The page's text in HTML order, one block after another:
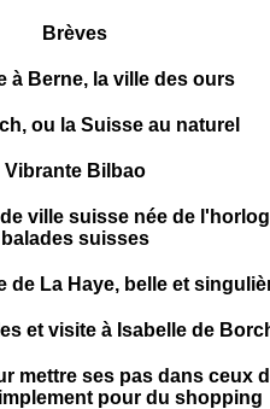
Brèves
à Berne, la ville des ours
ou la Suisse au naturel
Vibrante Bilbao
ville suisse née de
balades suisses
de La Haye, belle et
et visite à Isabelle de
mettre ses pas dans ceux
pour du shopping